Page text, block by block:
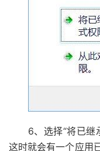
6、选择“将已继承
这时就会有一个应用